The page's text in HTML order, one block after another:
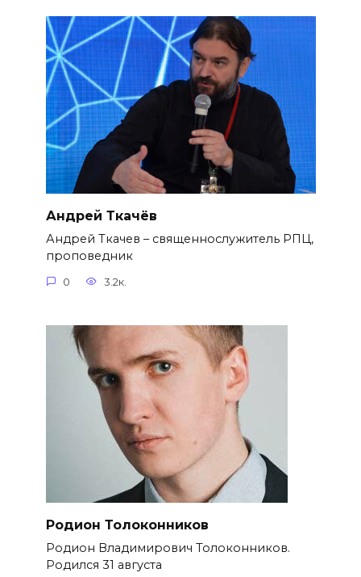
Андрей Ткачёв
Андрей Ткачев – священнослужитель РПЦ,
проповедник
0 3.2к.
Родион Толоконников
Родион Владимирович Толоконников.
Родился 31 августа